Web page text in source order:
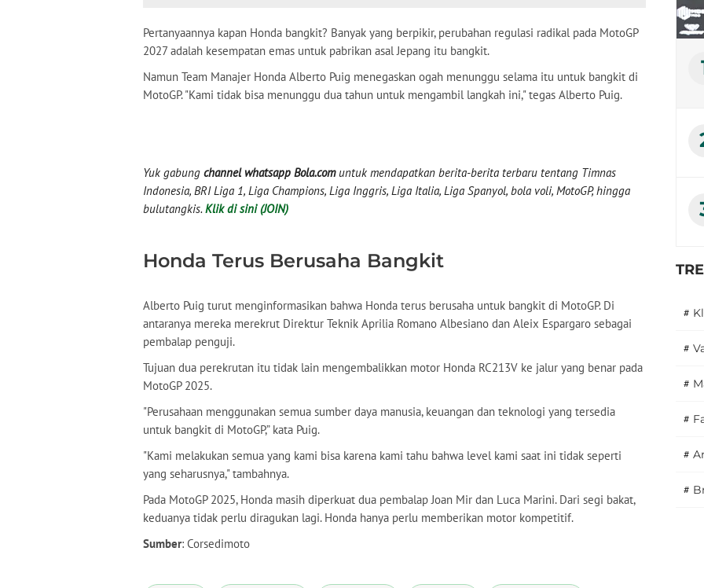
Pertanyaannya kapan Honda bangkit? Banyak yang berpikir, perubahan regulasi radikal pada MotoGP
2027 adalah kesempatan emas untuk pabrikan asal Jepang itu bangkit.
Namun Team Manajer Honda Alberto Puig menegaskan ogah menunggu selama itu untuk bangkit di
MotoGP. "Kami tidak bisa menunggu dua tahun untuk mengambil langkah ini," tegas Alberto Puig.
Yuk gabung channel whatsapp Bola.comuntuk mendapatkan berita-berita terbaru tentang Timnas
Indonesia, BRI Liga 1, Liga Champions, Liga Inggris, Liga Italia, Liga Spanyol, bola voli, MotoGP, hingga
bulutangkis. Klik di sini (JOIN)
Honda Terus Berusaha Bangkit
Alberto Puig turut menginformasikan bahwa Honda terus berusaha untuk bangkit di MotoGP. Di
antaranya mereka merekrut Direktur Teknik Aprilia Romano Albesiano dan Aleix Espargaro sebagai
pembalap penguji.
Tujuan dua perekrutan itu tidak lain mengembalikkan motor Honda RC213V ke jalur yang benar pada
MotoGP 2025.
"Perusahaan menggunakan semua sumber daya manusia, keuangan dan teknologi yang tersedia
untuk bangkit di MotoGP,” kata Puig.
"Kami melakukan semua yang kami bisa karena kami tahu bahwa level kami saat ini tidak seperti
yang seharusnya," tambahnya.
Pada MotoGP 2025, Honda masih diperkuat dua pembalap Joan Mir dan Luca Marini. Dari segi bakat,
keduanya tidak perlu diragukan lagi. Honda hanya perlu memberikan motor kompetitif.
Sumber: Corsedimoto
#
#
#
#
#
#